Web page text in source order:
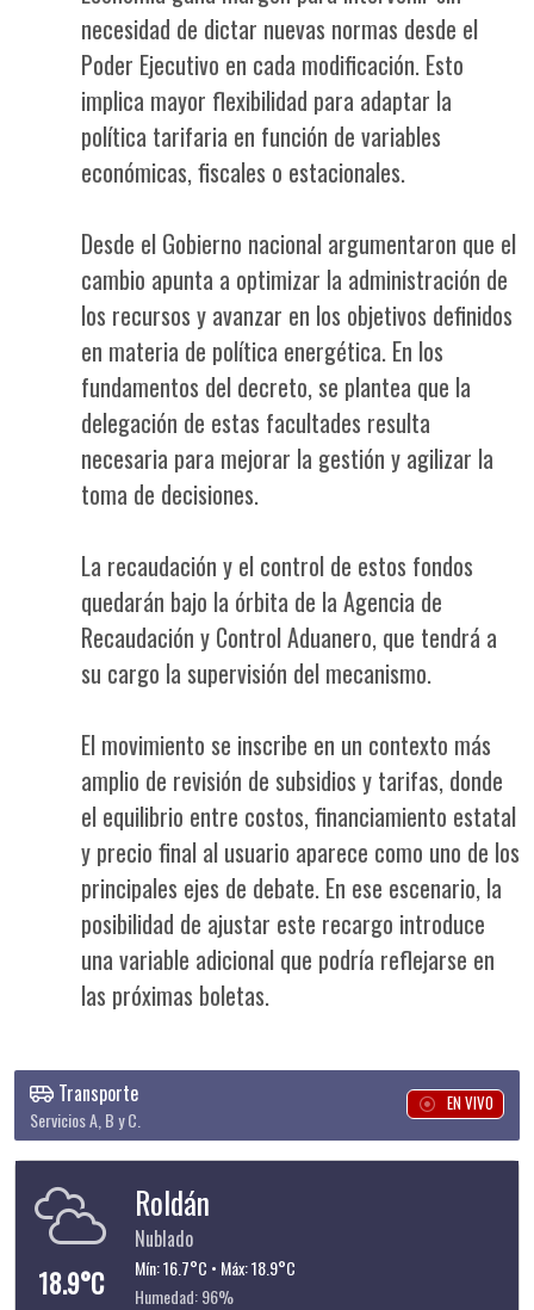
necesidad de dictar nuevas normas desde el
Poder Ejecutivo en cada modificación. Esto
implica mayor flexibilidad para adaptar la
política tarifaria en función de variables
económicas, fiscales o estacionales.
Desde el Gobierno nacional argumentaron que el
cambio apunta a optimizar la administración de
los recursos y avanzar en los objetivos definidos
en materia de política energética. En los
fundamentos del decreto, se plantea que la
delegación de estas facultades resulta
necesaria para mejorar la gestión y agilizar la
toma de decisiones.
La recaudación y el control de estos fondos
quedarán bajo la órbita de la Agencia de
Recaudación y Control Aduanero, que tendrá a
su cargo la supervisión del mecanismo.
El movimiento se inscribe en un contexto más
amplio de revisión de subsidios y tarifas, donde
el equilibrio entre costos, financiamiento estatal
y precio final al usuario aparece como uno de los
principales ejes de debate. En ese escenario, la
posibilidad de ajustar este recargo introduce
una variable adicional que podría reflejarse en
las próximas boletas.
Transporte
Servicios A, B y C.
EN VIVO
18.9°C
Roldán
Nublado
Mín: 16.7°C • Máx: 18.9°C
Humedad: 96%